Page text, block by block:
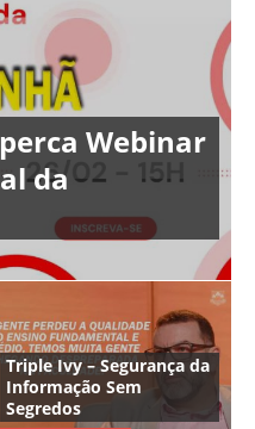
Webinar
da
Triple Ivy – Segurança da
Informação Sem
Segredos